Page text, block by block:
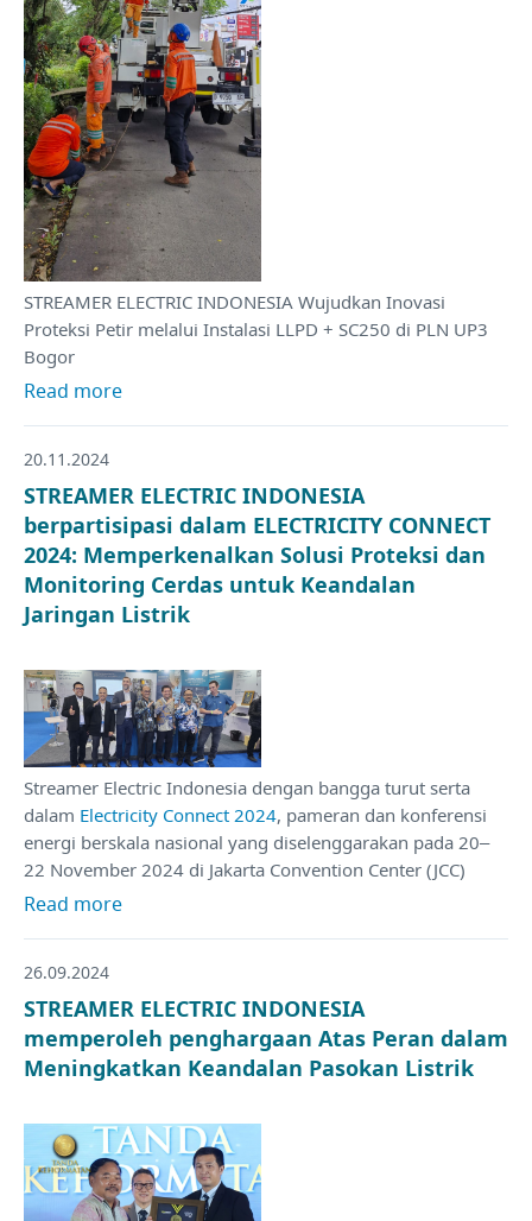
STREAMER ELECTRIC INDONESIA Wujudkan Inovasi
Proteksi Petir melalui Instalasi LLPD + SC250 di PLN UP3
Bogor
Read more
20.11.2024
STREAMER ELECTRIC INDONESIA
berpartisipasi dalam ELECTRICITY CONNECT
2024: Memperkenalkan Solusi Proteksi dan
Monitoring Cerdas untuk Keandalan
Jaringan Listrik
Streamer Electric Indonesia dengan bangga turut serta
dalam Electricity Connect 2024, pameran dan konferensi
energi berskala nasional yang diselenggarakan pada 20–
22 November 2024 di Jakarta Convention Center (JCC)
Read more
26.09.2024
STREAMER ELECTRIC INDONESIA
memperoleh penghargaan Atas Peran dalam
Meningkatkan Keandalan Pasokan Listrik